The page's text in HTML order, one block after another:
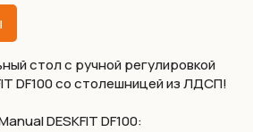
стол с ручной регулировкой
DF100 со столешницей из ЛДСП!
DESKFIT DF100: